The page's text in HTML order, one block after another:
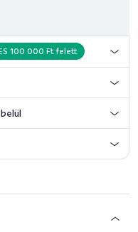
100 000 Ft felett